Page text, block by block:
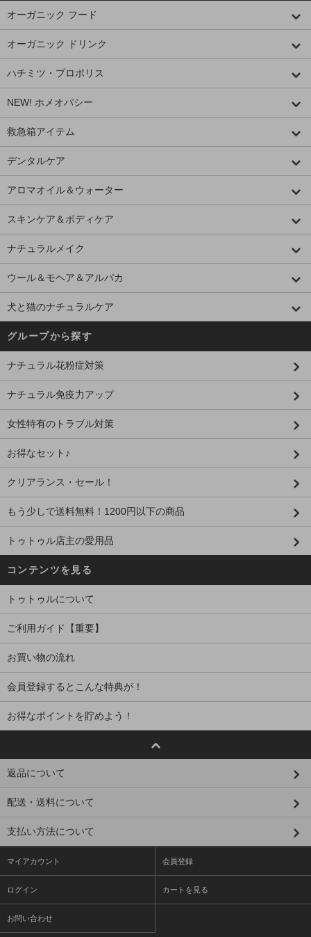
オーガニック フード
オーガニック ドリンク
ハチミツ・プロポリス
NEW! ホメオパシー
救急箱アイテム
デンタルケア
アロマオイル＆ウォーター
スキンケア＆ボディケア
ナチュラルメイク
ウール＆モヘア＆アルパカ
犬と猫のナチュラルケア
グループから探す
ナチュラル花粉症対策
ナチュラル免疫力アップ
女性特有のトラブル対策
お得なセット♪
クリアランス・セール！
もう少しで送料無料！1200円以下の商品
トゥトゥル店主の愛用品
コンテンツを見る
トゥトゥルについて
ご利用ガイド【重要】
お買い物の流れ
会員登録するとこんな特典が！
お得なポイントを貯めよう！
返品について
配送・送料について
支払い方法について
マイアカウント 会員登録
ログイン カートを見る
お問い合わせ